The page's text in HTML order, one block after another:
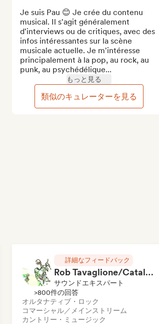
Je suis Pau 😊 Je crée du contenu
musical. Il s'agit généralement
d'interviews ou de critiques, avec des
infos intéressantes sur la scène
musicale actuelle. Je m'intéresse
principalement à la pop, au rock, au
punk, au psychédélique...
もっと見る
類似のキュレーターを見る
詳細なフィードバック
Rob Tavaglione/Catalyst Recording
サウンドエキスパート
>800件の回答
オルタナティブ・ロック
コマーシャル／メインストリーム
カントリー・ミュージック